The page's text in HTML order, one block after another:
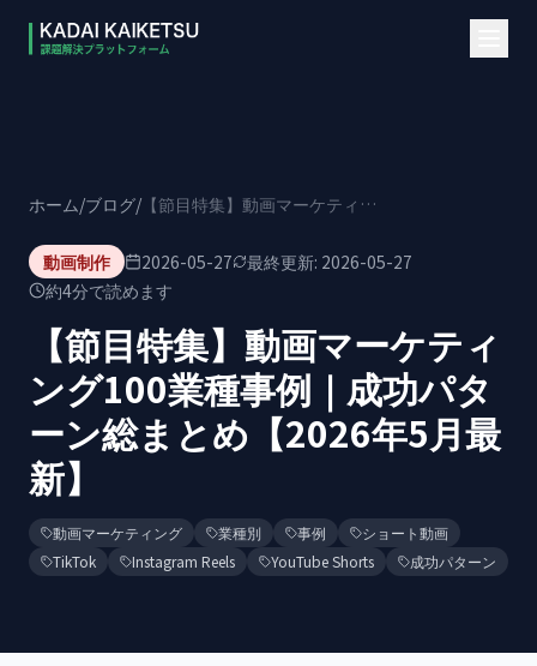
ホーム/ブログ/ 【節目特集】動画マーケティング100業種事例｜成功パターン総まとめ【2026年5月最新】
動画制作 2026-05-27 最終更新: 2026-05-27
約4分で読めます
【節目特集】動画マーケティ
ング100業種事例｜成功パタ
ーン総まとめ【2026年5月最
新】
動画マーケティング 業種別 事例
ショート動画
TikTok
Instagram Reels YouTube Shorts 成功パターン